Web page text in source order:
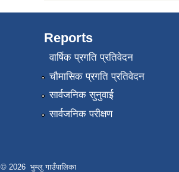
Reports
वार्षिक प्रगति प्रतिवेदन
चौमासिक प्रगति प्रतिवेदन
सार्वजनिक सुनुवाई
सार्वजनिक परीक्षण
© 2026 भुम्लु गाउँपालिका